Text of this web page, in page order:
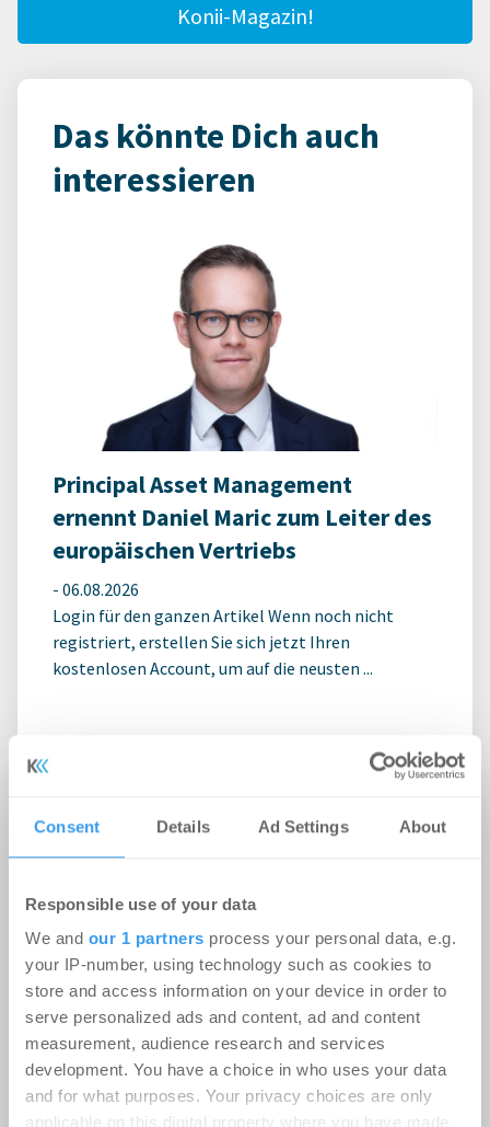
Consent Details Ad Settings About
Responsible use of your data
We and our 1 partners process your personal data, e.g.
your IP-number, using technology such as cookies to
store and access information on your device in order to
serve personalized ads and content, ad and content
measurement, audience research and services
development. You have a choice in who uses your data
and for what purposes. Your privacy choices are only
applicable on this digital property where you have made
Konii-Magazin!
Das könnte Dich auch
interessieren
Principal Asset Management
ernennt Daniel Maric zum Leiter des
europäischen Vertriebs
- 06.08.2026
Login für den ganzen Artikel Wenn noch nicht
registriert, erstellen Sie sich jetzt Ihren
kostenlosen Account, um auf die neusten ...
Rekordhitze setzt Rechenzentren
unter Druck
-31.07.2026